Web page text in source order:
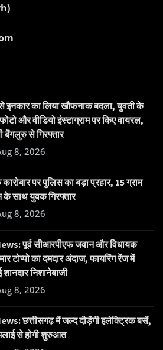
इनकार का लिया खौफनाक बदला, युवती के
और वीडियो इंस्टाग्राम पर किए वायरल,
बेंगलुरु से गिरफ्तार
8, 2026
पर पुलिस का बड़ा प्रहार, 15 ग्राम
के साथ युवक गिरफ्तार
8, 2026
पूर्व सीआरपीएफ जवान और विधायक
टोप्पो का दमदार अंदाज, फायरिंग रेंज में
शानदार निशानेबाजी
8, 2026
छत्तीसगढ़ में जल्द दौड़ेंगी इलेक्ट्रिक बसें,
से होगी शुरुआत